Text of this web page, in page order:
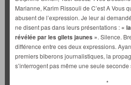
Marianne, Karim Rissouli de C’est A Vous
abusent de l’expression. Je leur ai
ne disent pas dans leurs présentations : «
révélée par les gilets jaunes ». Silence.
différence entre ces deux expressions.
premiers biberons journalistiques, la
s’interrogent pas même une seule
*